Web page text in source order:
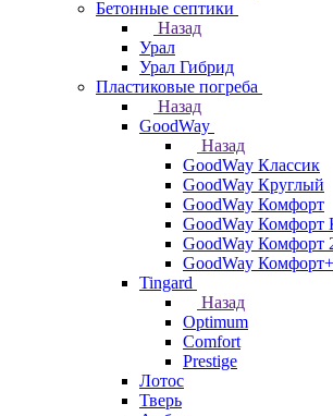
Бетонные септики
Назад
Урал
Урал Гибрид
Пластиковые погреба
Назад
GoodWay
Назад
GoodWay Классик
GoodWay Круглый
GoodWay Комфорт
GoodWay Комфорт
GoodWay Комфорт
GoodWay Комфорт+
Tingard
Назад
Optimum
Comfort
Prestige
Лотос
Тверь